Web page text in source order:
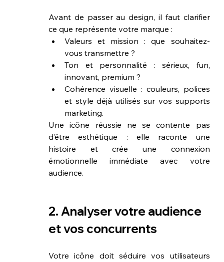
Avant de passer au design, il faut clarifier
ce que représente votre marque :
Valeurs et mission : que souhaitez-
vous transmettre ?
Ton et personnalité : sérieux, fun,
innovant, premium ?
Cohérence visuelle : couleurs, polices
et style déjà utilisés sur vos supports
marketing.
Une icône réussie ne se contente pas
d’être esthétique : elle raconte une
histoire et crée une connexion
émotionnelle immédiate avec votre
audience.
2. Analyser votre audience
et vos concurrents
Votre icône doit séduire vos utilisateurs